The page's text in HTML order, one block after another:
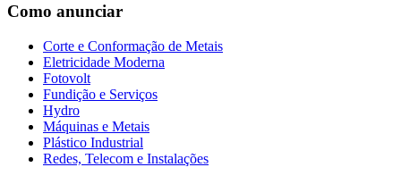
Como anunciar
Corte e Conformação de Metais
Eletricidade Moderna
Fotovolt
Fundição e Serviços
Hydro
Máquinas e Metais
Plástico Industrial
Redes, Telecom e Instalações